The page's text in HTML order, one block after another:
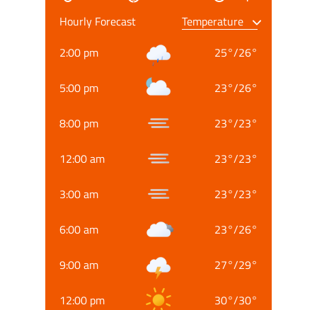
Hourly Forecast
2:00 pm
25°/26°
5:00 pm 23°/26°
8:00 pm 23°/23°
12:00 am 23°/23°
3:00 am 23°/23°
6:00 am 23°/26°
9:00 am 27°/29°
12:00 pm 30°/30°